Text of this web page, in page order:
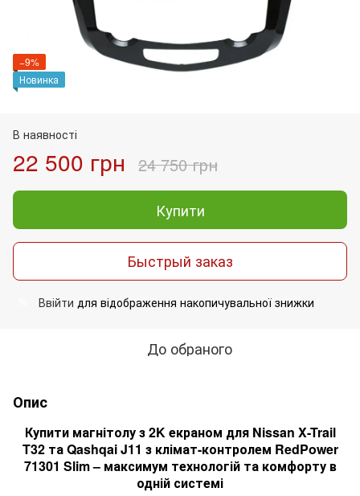
−9%
Новинка
В наявності
22 500 грн 24 750 грн
Купити
Быстрый заказ
Ввійти для відображення накопичувальної знижки
До обраного
Опис
Купити магнітолу з 2K екраном для Nissan X-Trail
T32 та Qashqai J11 з клімат-контролем RedPower
71301 Slim – максимум технологій та комфорту в
одній системі